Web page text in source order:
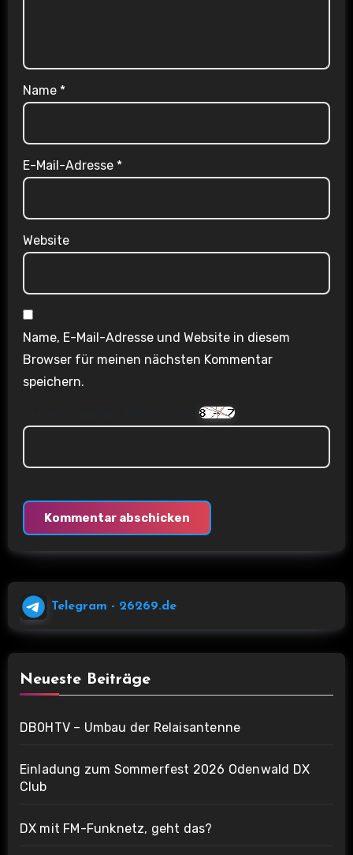
Name *
E-Mail-Adresse *
Website
Name, E-Mail-Adresse und Website in diesem
Browser für meinen nächsten Kommentar
speichern.
Are you human? Please solve:
Telegram - 26269.de
Neueste Beiträge
DB0HTV – Umbau der Relaisantenne
Einladung zum Sommerfest 2026 Odenwald DX
Club
DX mit FM-Funknetz, geht das?